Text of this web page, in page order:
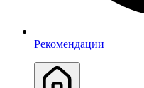
Рекомендации